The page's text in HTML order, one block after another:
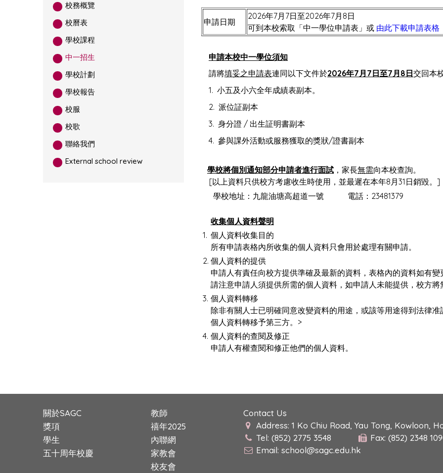
校務概覽
校曆表
學校課程
中一招生
學校計劃
學校報告
校服
校歌
聯絡我們
External school review
申請日期
2026年7月7日至2026年7月8日
可到本校索取「中一學位申請表」或 由此下載申請表格
申請本校中一學位須知
請將填妥之申請表連同以下文件於2026年7月7日至7月8日交回本
1. 小五及小六全年成績表副本。
2. 派位証副本
3. 身分證 / 出生証明書副本
4. 參與課外活動或服務獲取的獎狀/證書副本
學校將個別通知部分申請者進行面試 ，家長無需向本校查詢。
[以上資料只供校方考慮收生時使用，並最遲在本年8月31日銷毀。]
學校地址：九龍油塘高超道一號 電話：23481379
收集個人資料聲明
1. 個人資料收集目的
所有申請表格內所收集的個人資料只會用於處理有關申請。
2. 個人資料的提供
申請人有責任向校方提供準確及最新的資料，表格內的資料如有變
請注意申請人須提供所需的個人資料，如申請人未能提供，校方將
3. 個人資料轉移
除非有關人士已明確同意改變資料的用途，或該等用途得到法律
個人資料轉移予第三方。>
4. 個人資料的查閱及修正
申請人有權查閱和修正他們的個人資料。
關於SAGC
獎項
學生
五十周年校慶
教師
禧年2025
內聯網
家教會
校友會
Contact Us
Address: 1 Ko Chiu Road, Yau Tong, Kowloon,
Tel: (852) 2775 3548
Fax: (852) 2348
Email: school@sagc.edu.hk